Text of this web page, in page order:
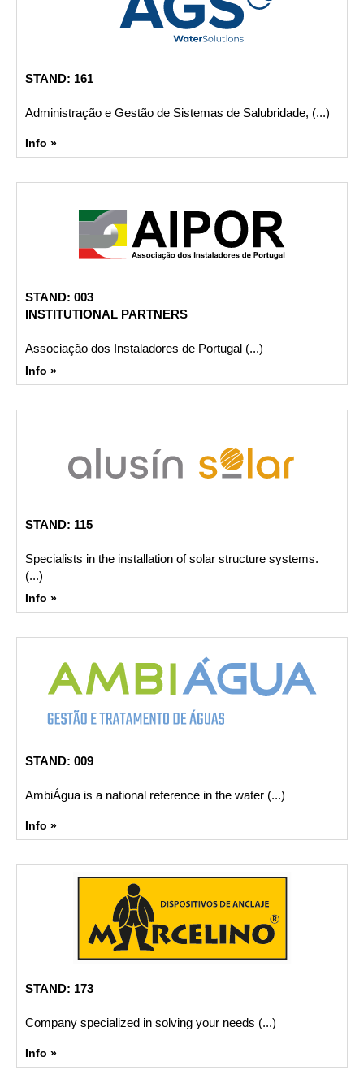
STAND: 161
Administração e Gestão de Sistemas de Salubridade, (...)
Info »
STAND: 003
INSTITUTIONAL PARTNERS
Associação dos Instaladores de Portugal (...)
Info »
STAND: 115
Specialists in the installation of solar structure systems.
(...)
Info »
STAND: 009
AmbiÁgua is a national reference in the water (...)
Info »
STAND: 173
Company specialized in solving your needs (...)
Info »